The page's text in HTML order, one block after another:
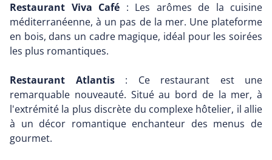
Restaurant Viva Café : Les arômes de la cuisine
méditerranéenne, à un pas de la mer. Une plateforme
en bois, dans un cadre magique, idéal pour les soirées
les plus romantiques.
Restaurant Atlantis: Ce restaurant est une
remarquable nouveauté. Situé au bord de la mer, à
l'extrémité la plus discrète du complexe hôtelier, il allie
à un décor romantique enchanteur des menus de
gourmet.